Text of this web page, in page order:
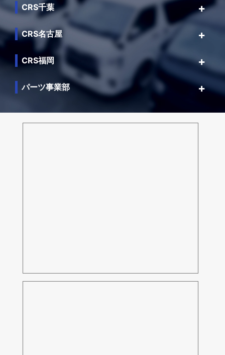
CRS千葉
CRS名古屋
CRS福岡
パーツ事業部